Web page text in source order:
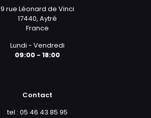
9 rue Léonard de Vinci
17440, Aytré
France
Lundi - Vendredi
09:00 - 18:00
Contact
tel : 05 46 43 85 95